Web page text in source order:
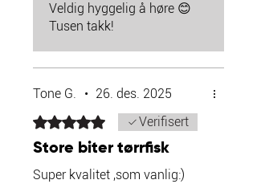
Veldig hyggelig å høre 😊
Tusen takk!
Tone G. • 26. des. 2025
Gitt 5 av 5 stjerner.Verifisert
Store biter tørrfisk
Super kvalitet ,som vanlig:)